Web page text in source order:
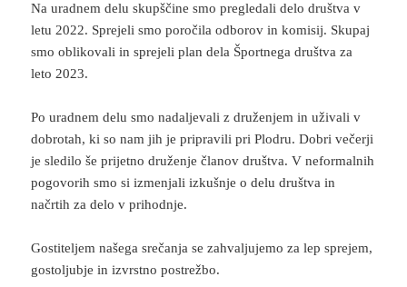
Na uradnem delu skupščine smo pregledali delo društva v
letu 2022. Sprejeli smo poročila odborov in komisij. Skupaj
smo oblikovali in sprejeli plan dela Športnega društva za
leto 2023.
Po uradnem delu smo nadaljevali z druženjem in uživali v
dobrotah, ki so nam jih je pripravili pri Plodru. Dobri večerji
je sledilo še prijetno druženje članov društva. V neformalnih
pogovorih smo si izmenjali izkušnje o delu društva in
načrtih za delo v prihodnje.
Gostiteljem našega srečanja se zahvaljujemo za lep sprejem,
gostoljubje in izvrstno postrežbo.